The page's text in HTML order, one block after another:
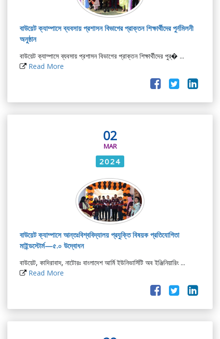
বাউয়েট ক্যাম্পাসে ব্যবসায় প্রশাসন বিভাগের প্রাক্তন শিক্ষার্থীদের পুর্নমিলনী
অনুষ্ঠান
বাউয়েট ক্যাম্পাসে ব্যবসায় প্রশাসন বিভাগের প্রাক্তন শিক্ষার্থীদের পুর্� ...
Read More
02
MAR
2024
বাউয়েট ক্যাম্পাসে আন্তঃবিশ্ববিদ্যালয় প্রযুক্তি বিষয়ক প্রতিযোগিতা
মাইন্ডস্টোর্ম—৫.০ উদ্বোধন
বাউয়েট, কাদিরাবাদ, নাটোরঃ বাংলাদেশ আর্মি ইউনিভার্সিটি অব ইঞ্জিনিয়ারিং ...
Read More